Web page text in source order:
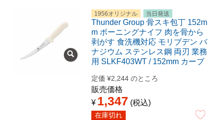
1956オリジナル 当日発送
Thunder Group 骨スキ包丁 152m
m ボーニングナイフ 肉を骨から
剥がす 食洗機対応 モリブデン バ
ナジウム ステンレス鋼 両刃 業務
用 SLKF403WT / 152mm カーブ
定価 ¥2,244 のところ
販売価格
¥ 1,347 税込
在庫切れ